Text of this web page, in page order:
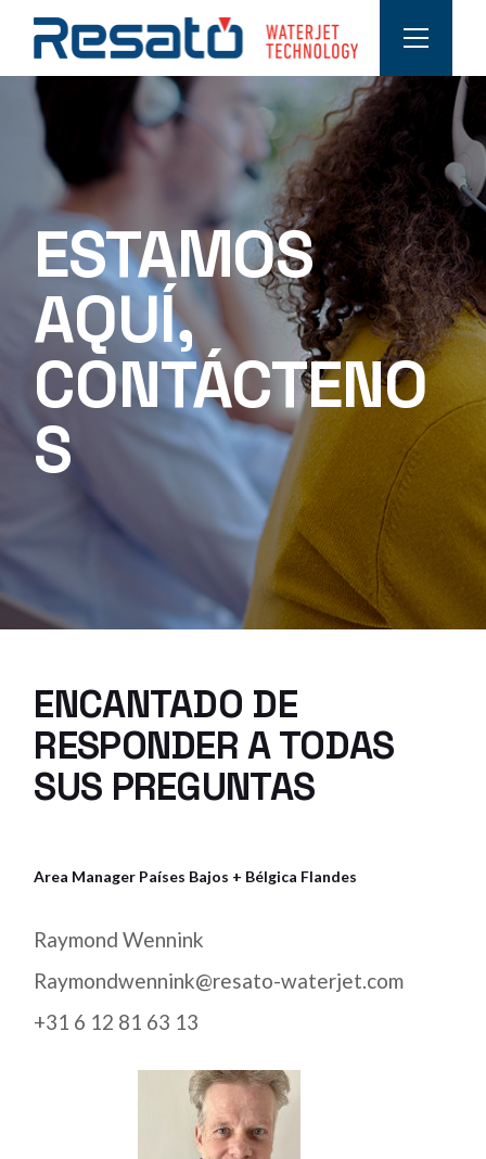
ESTAMOS
AQUÍ,
CONTÁCTENO
S
ENCANTADO DE
RESPONDER A TODAS
SUS PREGUNTAS
Area Manager Países Bajos + Bélgica Flandes
Raymond Wennink
Raymondwennink@resato-waterjet.com
+31 6 12 81 63 13